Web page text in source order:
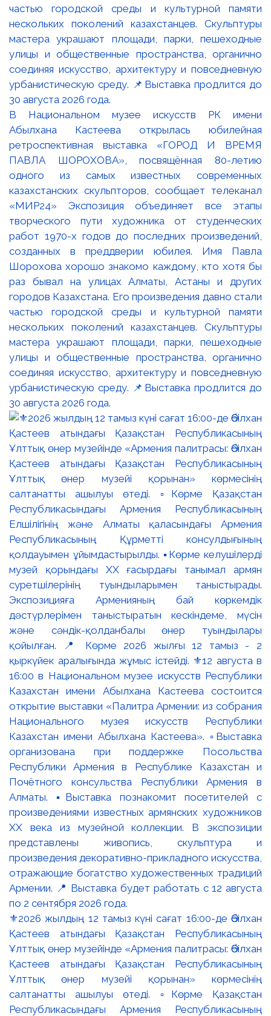
В Национальном музее искусств РК имени
Абылхана Кастеева открылась юбилейная
ретроспективная выставка «ГОРОД И ВРЕМЯ
ПАВЛА ШОРОХОВА», посвящённая 80-летию
одного из самых известных современных
казахстанских скульпторов, сообщает телеканал
«МИР24» Экспозиция объединяет все этапы
творческого пути художника от студенческих
работ 1970-х годов до последних произведений,
созданных в преддверии юбилея. Имя Павла
Шорохова хорошо знакомо каждому, кто хотя бы
раз бывал на улицах Алматы, Астаны и других
городов Казахстана. Его произведения давно стали
частью городской среды и культурной памяти
нескольких поколений казахстанцев. Скульптуры
мастера украшают площади, парки, пешеходные
улицы и общественные пространства, органично
соединяя искусство, архитектуру и повседневную
урбанистическую среду. 📌Выставка продлится до
30 августа 2026 года.
⚜️2026 жылдың 12 тамыз күні сағат 16:00-де Әбілхан
Қастеев атындағы Қазақстан Республикасының
Ұлттық өнер музейінде «Армения палитрасы: Әбілхан
Қастеев атындағы Қазақстан Республикасының
Ұлттық өнер музейі қорынан» көрмесінің
салтанатты ашылуы өтеді. ▫️Көрме Қазақстан
Республикасындағы Армения Республикасының